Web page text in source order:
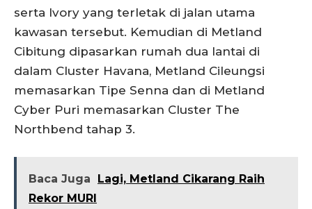
serta Ivory yang terletak di jalan utama
kawasan tersebut. Kemudian di Metland
Cibitung dipasarkan rumah dua lantai di
dalam Cluster Havana, Metland Cileungsi
memasarkan Tipe Senna dan di Metland
Cyber Puri memasarkan Cluster The
Northbend tahap 3.
Baca Juga
Lagi, Metland Cikarang Raih
Rekor MURI